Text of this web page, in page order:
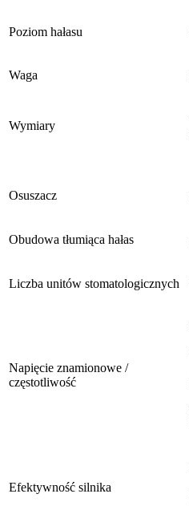
Poziom hałasu
Waga
Wymiary
Osuszacz
Obudowa tłumiąca hałas
Liczba unitów stomatologicznych
Napięcie znamionowe /
częstotliwość
Efektywność silnika